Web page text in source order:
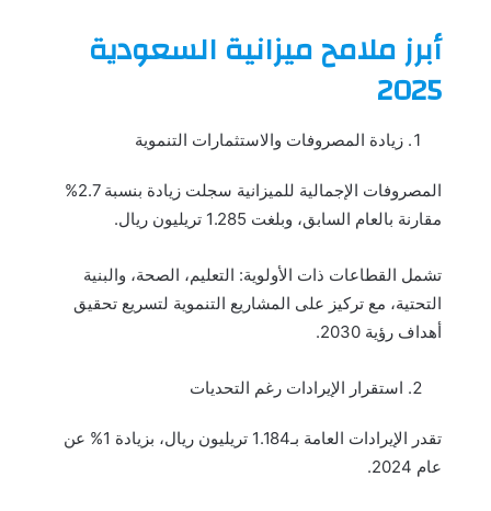
أبرز ملامح ميزانية السعودية
2025
زيادة المصروفات والاستثمارات التنموية
المصروفات الإجمالية للميزانية سجلت زيادة بنسبة 2.7%
مقارنة بالعام السابق، وبلغت 1.285 تريليون ريال.
تشمل القطاعات ذات الأولوية: التعليم، الصحة، والبنية
التحتية، مع تركيز على المشاريع التنموية لتسريع تحقيق
أهداف رؤية 2030.
استقرار الإيرادات رغم التحديات
تقدر الإيرادات العامة بـ1.184 تريليون ريال، بزيادة 1% عن
عام 2024.